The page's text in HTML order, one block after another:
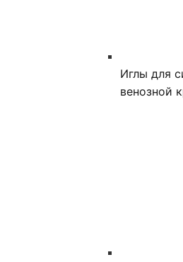
Иглы для
венозной